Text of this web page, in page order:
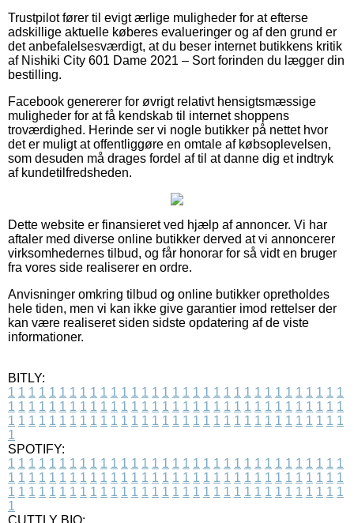
Trustpilot fører til evigt ærlige muligheder for at efterse
adskillige aktuelle køberes evalueringer og af den grund er
det anbefalelsesværdigt, at du beser internet butikkens kritik
af Nishiki City 601 Dame 2021 – Sort forinden du lægger din
bestilling.
Facebook genererer for øvrigt relativt hensigtsmæssige
muligheder for at få kendskab til internet shoppens
troværdighed. Herinde ser vi nogle butikker på nettet hvor
det er muligt at offentliggøre en omtale af købsoplevelsen,
som desuden må drages fordel af til at danne dig et indtryk
af kundetilfredsheden.
Dette website er finansieret ved hjælp af annoncer. Vi har
aftaler med diverse online butikker derved at vi annoncerer
virksomhedernes tilbud, og får honorar for så vidt en bruger
fra vores side realiserer en ordre.
Anvisninger omkring tilbud og online butikker opretholdes
hele tiden, men vi kan ikke give garantier imod rettelser der
kan være realiseret siden sidste opdatering af de viste
informationer.
BITLY:
1 1 1 1 1 1 1 1 1 1 1 1 1 1 1 1 1 1 1 1 1 1 1 1 1 1 1 1 1 1 1 1 1
1 1 1 1 1 1 1 1 1 1 1 1 1 1 1 1 1 1 1 1 1 1 1 1 1 1 1 1 1 1 1 1 1
1 1 1 1 1 1 1 1 1 1 1 1 1 1 1 1 1 1 1 1 1 1 1 1 1 1 1 1 1 1 1 1 1
1
SPOTIFY:
1 1 1 1 1 1 1 1 1 1 1 1 1 1 1 1 1 1 1 1 1 1 1 1 1 1 1 1 1 1 1 1 1
1 1 1 1 1 1 1 1 1 1 1 1 1 1 1 1 1 1 1 1 1 1 1 1 1 1 1 1 1 1 1 1 1
1 1 1 1 1 1 1 1 1 1 1 1 1 1 1 1 1 1 1 1 1 1 1 1 1 1 1 1 1 1 1 1 1
1
CUTTLY BIO: